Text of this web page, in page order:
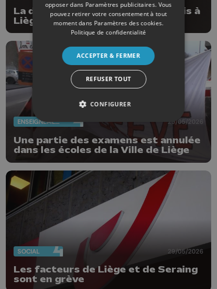
La distribution du courrier a repris à
Liège et Seraing
ENSEIGNEMENT 29/05/2026
Une partie des examens est annulée
dans les écoles de la Ville de Liège
SOCIAL 29/05/2026
Les facteurs de Liège et de Seraing
sont en grève
opposer dans Paramètres publicitaires. Vous
pouvez retirer votre consentement à tout
moment dans Paramètres des cookies.
Politique de confidentialité
ACCEPTER & FERMER
REFUSER TOUT
CONFIGURER